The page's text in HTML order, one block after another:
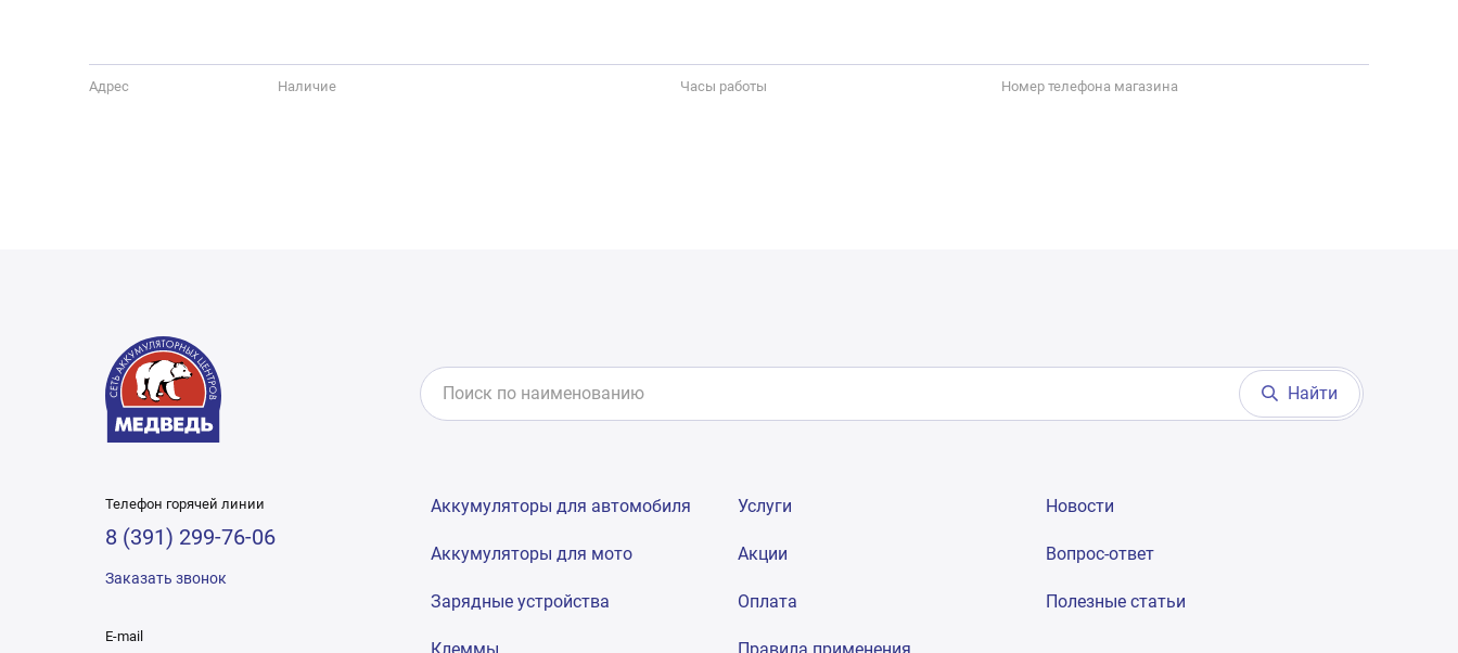
Адрес Наличие Часы работы Номер телефона магазина
Найти
Телефон горячей линии
8 (391) 299-76-06
Заказать звонок
E-mail
Аккумуляторы для автомобиля
Аккумуляторы для мото
Зарядные устройства
Услуги
Акции
Оплата
Новости
Вопрос-ответ
Полезные статьи